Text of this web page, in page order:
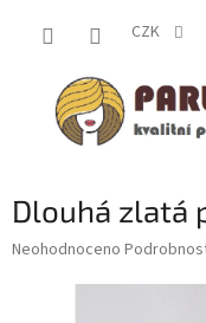
CZK
Dlouhá zlatá
Průměrné
Neohodnoceno